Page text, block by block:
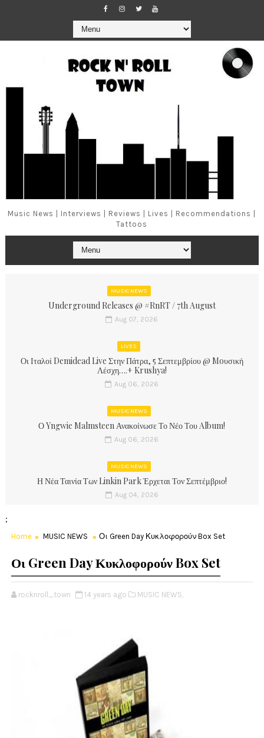
Music News | Interviews | Reviews | Lives | Recommendations |
Tattoos
MUSIC NEWS
Underground Releases @ #RnRT / 7th August
Aug 07, 2026
LIVES
Οι Ιταλοί Demidead Live Στην Πάτρα, 5 Σεπτεμβρίου @ Moυσική
Λέσχη….+ Krushya!
Aug 06, 2026
MUSIC NEWS
Ο Yngwie Malmsteen Ανακοίνωσε Το Νέο Του Album!
Aug 06, 2026
MUSIC NEWS
Η Νέα Ταινία Των Linkin Park Έρχεται Τον Σεπτέμβριο!
Aug 04, 2026
;
Home MUSIC NEWS Οι Green Day Κυκλοφορούν Box Set
Οι Green Day Κυκλοφορούν Box Set
rocknroll_town 14 years ago MUSIC NEWS,